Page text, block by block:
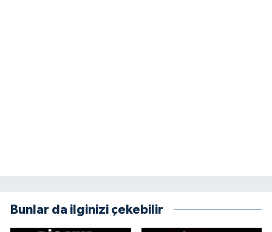
Bunlar da ilginizi çekebilir